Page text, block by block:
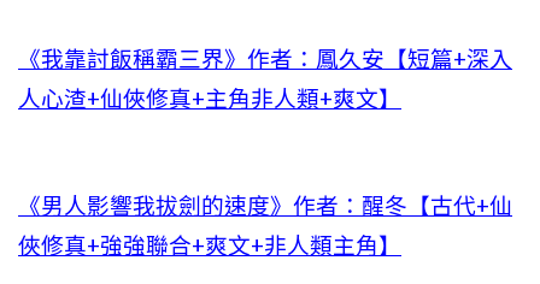
《我靠討飯稱霸三界》作者：鳳久安【短篇+深入
人心渣+仙俠修真+主角非人類+爽文】
《男人影響我拔劍的速度》作者：醒冬【古代+仙
俠修真+強強聯合+爽文+非人類主角】